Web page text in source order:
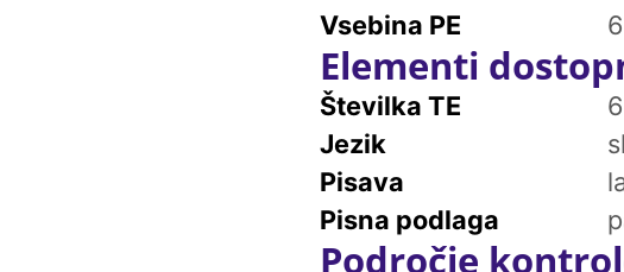
Vsebina PE
Elementi
Številka TE
6
Jezik
Pisava
Pisna podlaga
Področje